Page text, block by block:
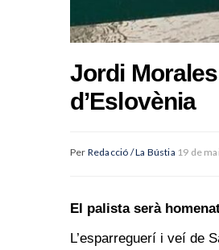
Jordi
d’Eslovènia
Per Redacció / La Bústia 19 de
El palista serà
L’esparreguerí i veí de